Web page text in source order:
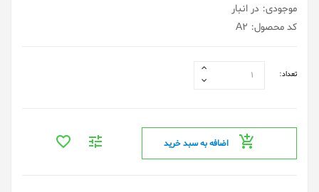
موجودی: در انبار
کد محصول: A2
تعداد:
اضافه به سبد خرید